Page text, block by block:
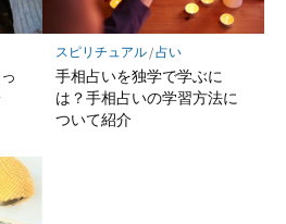
スピリチュアル/占い
手相占いを独学で学ぶに
は？手相占いの学習方法に
ついて紹介